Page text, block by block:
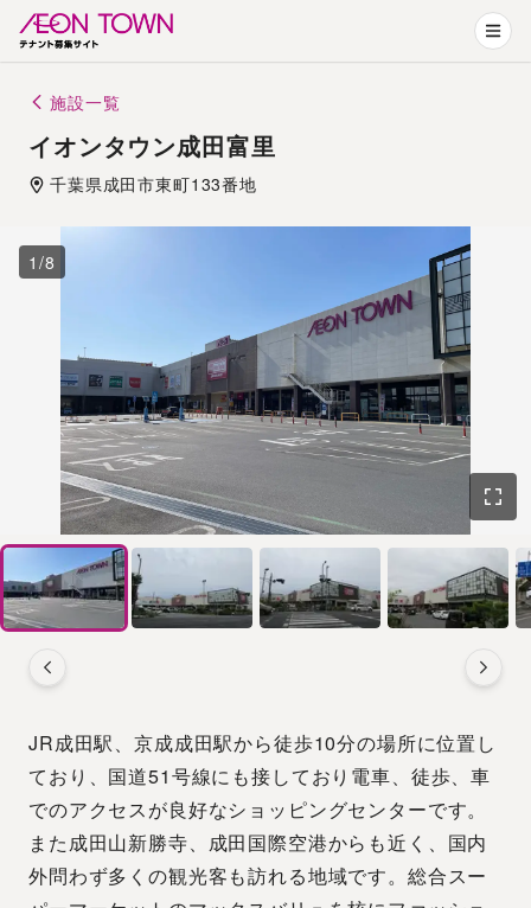
施設一覧
イオンタウン成田富里
千葉県成田市東町133番地
1 /8
JR成田駅、京成成田駅から徒歩10分の場所に位置し
ており、国道51号線にも接しており電車、徒歩、車
でのアクセスが良好なショッピングセンターです。
また成田山新勝寺、成田国際空港からも近く、国内
外問わず多くの観光客も訪れる地域です。総合スー